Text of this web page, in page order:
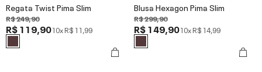
Regata Twist Pima Slim
R$ 249,90
R$ 119,9010xR$ 11,99
Blusa Hexagon Pima Slim
R$ 299,90
R$ 149,9010xR$ 14,99